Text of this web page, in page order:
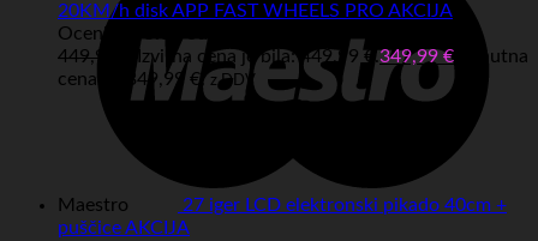
Maestro
20KM/h disk APP FAST WHEELS PRO AKCIJA
Ocenjeno
449,99
Izvirna cena je bila: 449,99 €.349,99€ Trenutna
cena je: 349,99 €. z DDV
27 iger LCD elektronski pikado 40cm +
puščice AKCIJA